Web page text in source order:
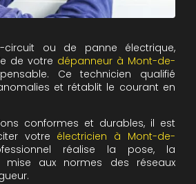
ou de panne électrique,
de votre dépanneur à Mont-de-
Ce technicien qualifié
et rétablit le courant en
conformes et durables, il est
votre électricien à Mont-de-
réalise la pose, la
aux normes des réseaux